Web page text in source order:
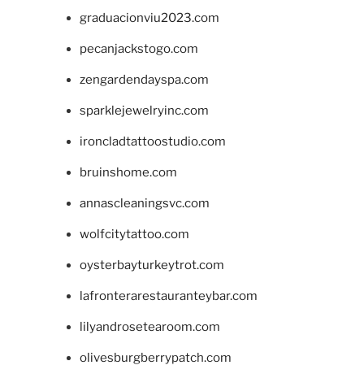
graduacionviu2023.com
pecanjackstogo.com
zengardendayspa.com
sparklejewelryinc.com
ironcladtattoostudio.com
bruinshome.com
annascleaningsvc.com
wolfcitytattoo.com
oysterbayturkeytrot.com
lafronterarestauranteybar.com
lilyandrosetearoom.com
olivesburgberrypatch.com